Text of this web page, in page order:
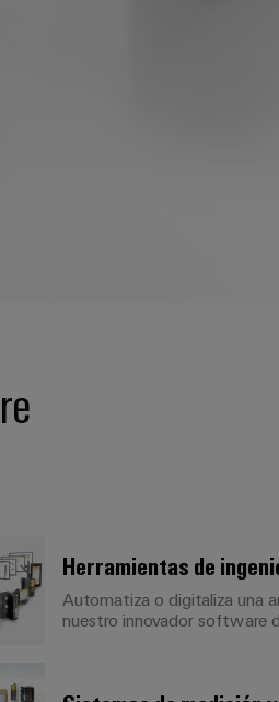
Herramientas de
Automatiza o digitaliza una
nuestro innovador software